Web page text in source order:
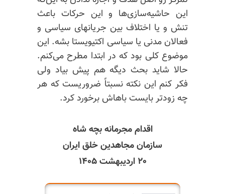
این حاشیه‌سازی‌ها و این حرکات باعث
تنش و یا اختلاف بین جریانهای سیاسی و
فعالان مدنی یا سیاسی اکتیویستا بشه. این
موضوع کلی بود که در ابتدا مطرح می‌کنم.
حالا شاید بحث دیگه هم پیش بیاد ولی
فکر کنم این نکته نسبتاً ضروریست که هر
چه زودتر بایست باهاش برخورد کرد.
اقدام مجرمانه بچه شاه
سازمان مجاهدین خلق ایران
۲۰ اردیبهشت ۱۴۰۵